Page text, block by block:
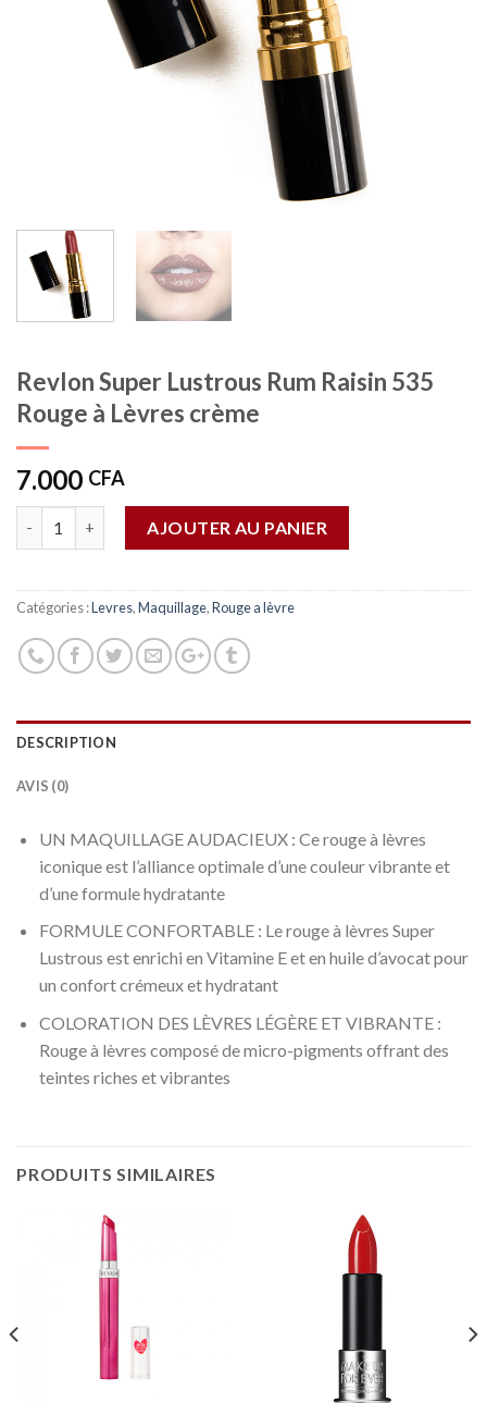
Revlon Super Lustrous Rum Raisin 535
Rouge à Lèvres crème
7.000 CFA
AJOUTER AU PANIER
Catégories :Levres,Maquillage,Rouge a lèvre
DESCRIPTION
AVIS (0)
UN MAQUILLAGE AUDACIEUX : Ce rouge à lèvres
iconique est l’alliance optimale d’une couleur vibrante et
d’une formule hydratante
FORMULE CONFORTABLE : Le rouge à lèvres Super
Lustrous est enrichi en Vitamine E et en huile d’avocat pour
un confort crémeux et hydratant
COLORATION DES LÈVRES LÉGÈRE ET VIBRANTE :
Rouge à lèvres composé de micro-pigments offrant des
teintes riches et vibrantes
PRODUITS SIMILAIRES